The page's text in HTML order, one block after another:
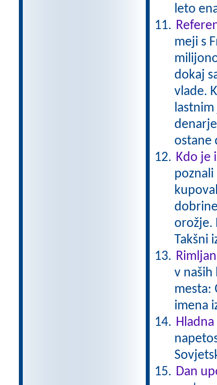
leto
meji s
dokaj
vlade.
ostane
Kdo je
poznali
orožje.
Takšni
v naših
mesta:
imena
Dan